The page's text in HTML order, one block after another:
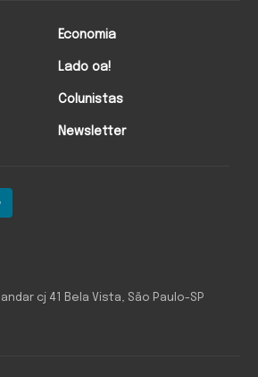
cj 41 Bela Vista, São Paulo-SP
Economia
Lado oa!
Colunistas
Newsletter